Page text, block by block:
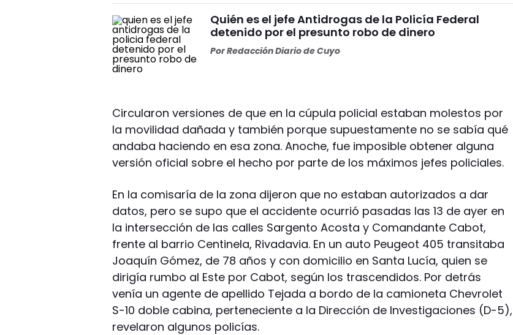
Quién es el jefe Antidrogas de la Policía Federal
detenido por el presunto robo de dinero
PorRedacción Diario de Cuyo
Circularon versiones de que en la cúpula policial estaban molestos por
la movilidad dañada y también porque supuestamente no se sabía qué
andaba haciendo en esa zona. Anoche, fue imposible obtener alguna
versión oficial sobre el hecho por parte de los máximos jefes policiales.
En la comisaría de la zona dijeron que no estaban autorizados a dar
datos, pero se supo que el accidente ocurrió pasadas las 13 de ayer en
la intersección de las calles Sargento Acosta y Comandante Cabot,
frente al barrio Centinela, Rivadavia. En un auto Peugeot 405 transitaba
Joaquín Gómez, de 78 años y con domicilio en Santa Lucía, quien se
dirigía rumbo al Este por Cabot, según los trascendidos. Por detrás
venía un agente de apellido Tejada a bordo de la camioneta Chevrolet
S-10 doble cabina, perteneciente a la Dirección de Investigaciones (D-5),
revelaron algunos policías.